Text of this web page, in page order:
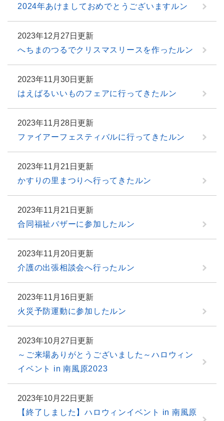
2024年あけましておめでとうございますルン
2023年12月27日更新
へちまのつるでクリスマスリースを作ったルン
2023年11月30日更新
はえばるいいものフェアに行ってきたルン
2023年11月28日更新
ファイアーフェスティバルに行ってきたルン
2023年11月21日更新
かすりの里まつりへ行ってきたルン
2023年11月21日更新
合同福祉バザーに参加したルン
2023年11月20日更新
介護の出張相談会へ行ったルン
2023年11月16日更新
火災予防運動に参加したルン
2023年10月27日更新
～ご来場ありがとうございました～ハロウィン
イベント in 南風原2023
2023年10月22日更新
【終了しました】ハロウィンイベント in 南風原